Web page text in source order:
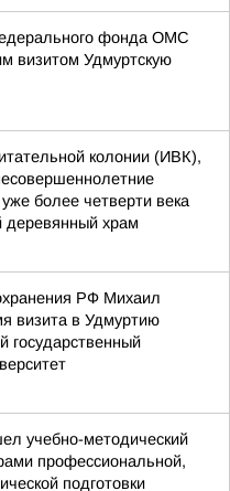
фонда ОМС
визитом Удмуртскую
колонии (ИВК),
более четверти века
деревянный храм
РФ Михаил
визита в Удмуртию
государственный
учебно-методический
профессиональной,
подготовки